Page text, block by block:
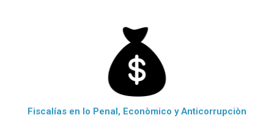
Fiscalías en lo Penal, Econòmico y Anticorrupciòn